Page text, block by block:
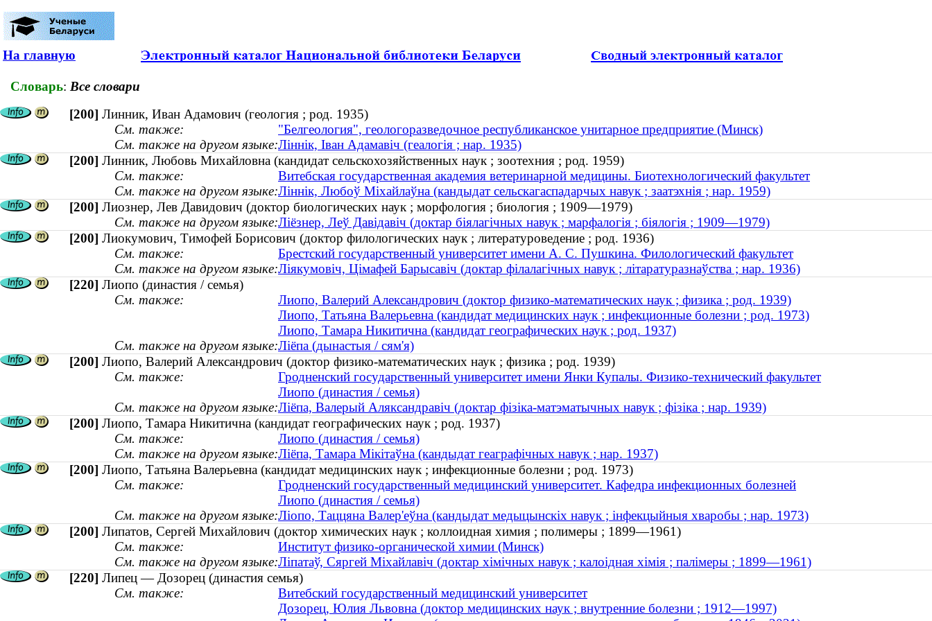
На главную
Словарь: Все словари
[200] Линник, Иван Адамович (геология ; род. 1935)
См. также:
"Белгеология", геологоразведочное республиканское унитарное предприятие (Минск)
См. также на другом языке:Ліннік, Іван Адамавіч (геалогія ; нар. 1935)
[200] Линник, Любовь Михайловна (кандидат сельскохозяйственных наук ; зоотехния ; род. 1959)
См. также:
Витебская государственная академия ветеринарной медицины. Биотехнологический факультет
См. также на другом языке:Ліннік, Любоў Міхайлаўна (кандыдат сельскагаспадарчых навук ; заатэхнія ; нар. 1959)
[200] Лиознер, Лев Давидович (доктор биологических наук ; морфология ; биология ; 1909—1979)
См. также на другом языке:Ліёзнер, Леў Давідавіч (доктар біялагічных навук ; марфалогія ; біялогія ; 1909—1979)
[200] Лиокумович, Тимофей Борисович (доктор филологических наук ; литературоведение ; род. 1936)
См. также:
Брестский государственный университет имени А. С. Пушкина. Филологический факультет
См. также на другом языке:Ліякумовіч, Цімафей Барысавіч (доктар філалагічных навук ; літаратуразнаўства ; нар. 1936)
[220] Лиопо (династия / семья)
См. также:
Лиопо, Валерий Александрович (доктор физико-математических наук ; физика ; род. 1939)
Лиопо, Татьяна Валерьевна (кандидат медицинских наук ; инфекционные болезни ; род. 1973)
Лиопо, Тамара Никитична (кандидат географических наук ; род. 1937)
См. также на другом языке:Ліёпа (дынастыя / сям'я)
[200] Лиопо, Валерий Александрович (доктор физико-математических наук ; физика ; род. 1939)
См. также:
Гродненский государственный университет имени Янки Купалы. Физико-технический факультет
Лиопо (династия / семья)
См. также на другом языке:Ліёпа, Валерый Аляксандравіч (доктар фізіка-матэматычных навук ; фізіка ; нар. 1939)
[200] Лиопо, Тамара Никитична (кандидат географических наук ; род. 1937)
См. также:
Лиопо (династия / семья)
См. также на другом языке:Ліёпа, Тамара Мікітаўна (кандыдат геаграфічных навук ; нар. 1937)
[200] Лиопо, Татьяна Валерьевна (кандидат медицинских наук ; инфекционные болезни ; род. 1973)
См. также:
Гродненский государственный медицинский университет. Кафедра инфекционных болезней
Лиопо (династия / семья)
См. также на другом языке:Ліопо, Таццяна Валер'еўна (кандыдат медыцынскіх навук ; інфекцыйныя хваробы ; нар. 1973)
[200] Липатов, Сергей Михайлович (доктор химических наук ; коллоидная химия ; полимеры ; 1899—1961)
См. также:
Институт физико-органической химии (Минск)
См. также на другом языке:Ліпатаў, Сяргей Міхайлавіч (доктар хімічных навук ; калоідная хімія ; палімеры ; 1899—1961)
[220] Липец — Дозорец (династия семья)
См. также:
Витебский государственный медицинский университет
Дозорец, Юлия Львовна (доктор медицинских наук ; внутренние болезни ; 1912—1997)